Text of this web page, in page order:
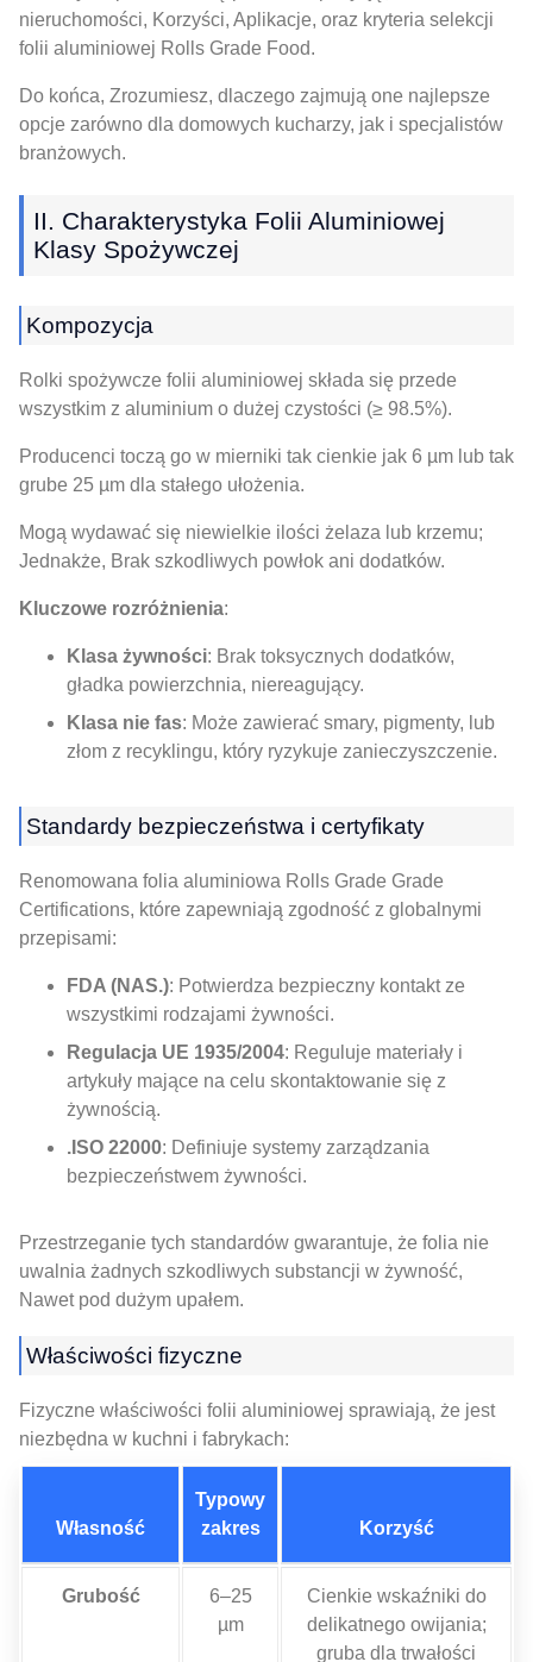
nieruchomości, Korzyści, Aplikacje, oraz kryteria selekcji
folii aluminiowej Rolls Grade Food.
Do końca, Zrozumiesz, dlaczego zajmują one najlepsze
opcje zarówno dla domowych kucharzy, jak i specjalistów
branżowych.
II. Charakterystyka Folii Aluminiowej
Klasy Spożywczej
Kompozycja
Rolki spożywcze folii aluminiowej składa się przede
wszystkim z aluminium o dużej czystości (≥ 98.5%).
Producenci toczą go w mierniki tak cienkie jak 6 µm lub tak
grube 25 µm dla stałego ułożenia.
Mogą wydawać się niewielkie ilości żelaza lub krzemu;
Jednakże, Brak szkodliwych powłok ani dodatków.
Kluczowe rozróżnienia:
Klasa żywności: Brak toksycznych dodatków,
gładka powierzchnia, niereagujący.
Klasa nie fas: Może zawierać smary, pigmenty, lub
złom z recyklingu, który ryzykuje zanieczyszczenie.
Standardy bezpieczeństwa i certyfikaty
Renomowana folia aluminiowa Rolls Grade Grade
Certifications, które zapewniają zgodność z globalnymi
przepisami:
FDA (NAS.): Potwierdza bezpieczny kontakt ze
wszystkimi rodzajami żywności.
Regulacja UE 1935/2004: Reguluje materiały i
artykuły mające na celu skontaktowanie się z
żywnością.
.ISO 22000: Definiuje systemy zarządzania
bezpieczeństwem żywności.
Przestrzeganie tych standardów gwarantuje, że folia nie
uwalnia żadnych szkodliwych substancji w żywność,
Nawet pod dużym upałem.
Właściwości fizyczne
Fizyczne właściwości folii aluminiowej sprawiają, że jest
niezbędna w kuchni i fabrykach:
Własność
Typowy
zakres
Korzyść
Grubość
6–25
µm
Cienkie wskaźniki do
delikatnego owijania;
gruba dla trwałości